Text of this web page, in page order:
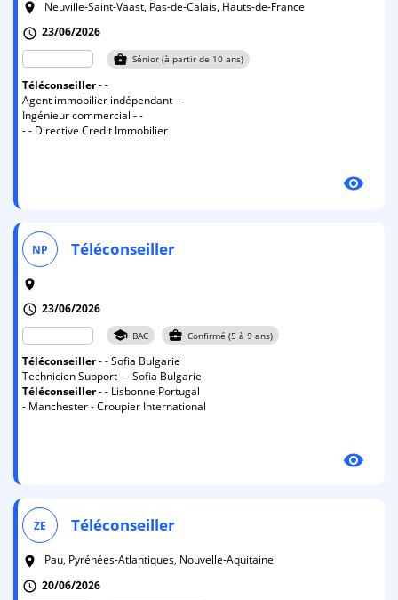
room
Neuville-Saint-Vaast, Pas-de-Calais, Hauts-de-France
schedule 23/06/2026
business_center Sénior (à partir de 10 ans)
Téléconseiller- -
Agent immobilier indépendant - -
Ingénieur commercial - -
- - Directive Credit Immobilier
visibility
NP Téléconseiller
room
schedule 23/06/2026
school BAC business_center Confirmé (5 à 9 ans)
Téléconseiller- - Sofia Bulgarie
Technicien Support - - Sofia Bulgarie
Téléconseiller- - Lisbonne Portugal
- Manchester - Croupier International
visibility
ZE Téléconseiller
room
Pau, Pyrénées-Atlantiques, Nouvelle-Aquitaine
schedule 20/06/2026